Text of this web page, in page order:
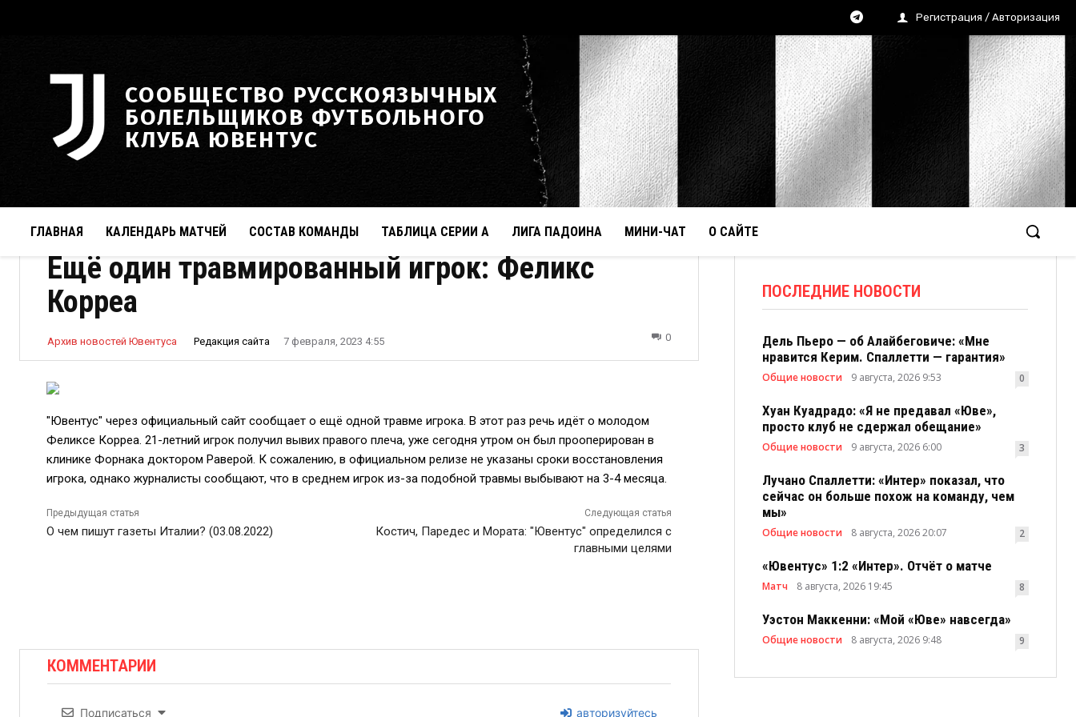
Регистрация / Авторизация
СООБЩЕСТВО РУССКОЯЗЫЧНЫХ
БОЛЕЛЬЩИКОВ ФУТБОЛЬНОГО
КЛУБА ЮВЕНТУС
ГЛАВНАЯ КАЛЕНДАРЬ МАТЧЕЙ СОСТАВ КОМАНДЫ ТАБЛИЦА СЕРИИ А ЛИГА ПАДОИНА МИНИ-ЧАТ О САЙТЕ
Ещё один травмированный игрок: Феликс
Корреа
Архив новостей Ювентуса Редакция сайта 7 февраля, 2023 4:55 0
"Ювентус" через официальный сайт сообщает о ещё одной травме игрока. В этот раз речь идёт о молодом
Феликсе Корреа. 21-летний игрок получил вывих правого плеча, уже сегодня утром он был прооперирован в
клинике Форнака доктором Раверой. К сожалению, в официальном релизе не указаны сроки восстановления
игрока, однако журналисты сообщают, что в среднем игрок из-за подобной травмы выбывают на 3-4 месяца.
Предыдущая статья
О чем пишут газеты Италии? (03.08.2022)
Следующая статья
Костич, Паредес и Мората: "Ювентус" определился с
главными целями
КОММЕНТАРИИ
Подписаться авторизуйтесь
ПОСЛЕДНИЕ НОВОСТИ
Дель Пьеро — об Алайбеговиче: «Мне
нравится Керим. Спаллетти — гарантия»
Общие новости 9 августа, 2026 9:53 0
Хуан Куадрадо: «Я не предавал «Юве»,
просто клуб не сдержал обещание»
Общие новости 9 августа, 2026 6:00 3
Лучано Спаллетти: «Интер» показал, что
сейчас он больше похож на команду, чем
мы»
Общие новости 8 августа, 2026 20:07 2
«Ювентус» 1:2 «Интер». Отчёт о матче
Матч 8 августа, 2026 19:45 8
Уэстон Маккенни: «Мой «Юве» навсегда»
Общие новости 8 августа, 2026 9:48 9